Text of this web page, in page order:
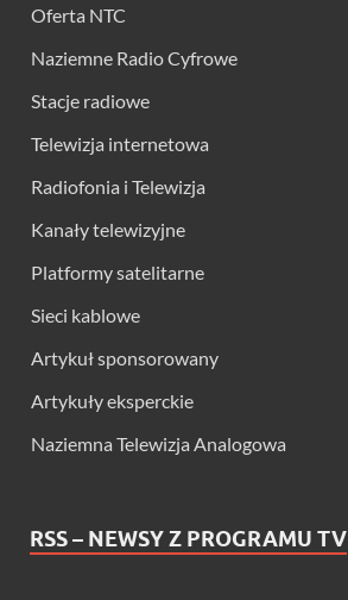
Oferta NTC
Naziemne Radio Cyfrowe
Stacje radiowe
Telewizja internetowa
Radiofonia i Telewizja
Kanały telewizyjne
Platformy satelitarne
Sieci kablowe
Artykuł sponsorowany
Artykuły eksperckie
Naziemna Telewizja Analogowa
RSS – NEWSY Z PROGRAMU TV